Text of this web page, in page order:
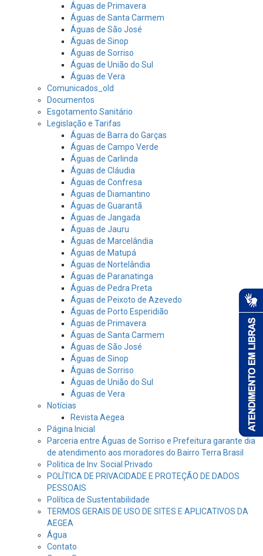
Águas de Primavera
Águas de Santa Carmem
Águas de São José
Águas de Sinop
Águas de Sorriso
Águas de União do Sul
Águas de Vera
Comunicados_old
Documentos
Esgotamento Sanitário
Legislação e Tarifas
Águas de Barra do Garças
Águas de Campo Verde
Águas de Carlinda
Águas de Cláudia
Águas de Confresa
Águas de Diamantino
Águas de Guarantã
Águas de Jangada
Águas de Jauru
Águas de Marcelândia
Águas de Matupá
Águas de Nortelândia
Águas de Paranatinga
Águas de Pedra Preta
Águas de Peixoto de Azevedo
Águas de Porto Esperidião
Águas de Primavera
Águas de Santa Carmem
Águas de São José
Águas de Sinop
Águas de Sorriso
Águas de União do Sul
Águas de Vera
Notícias
Revista Aegea
Página Inicial
Parceria entre Águas de Sorriso e Prefeitura garante dia
de atendimento aos moradores do Bairro Terra Brasil
Politica de Inv. Social Privado
POLÍTICA DE PRIVACIDADE E PROTEÇÃO DE DADOS
PESSOAIS
Política de Sustentabilidade
TERMOS GERAIS DE USO DE SITES E APLICATIVOS DA
AEGEA
Água
Contato